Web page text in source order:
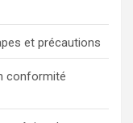
et précautions
conformité